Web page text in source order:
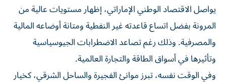
يواصل الاقتصاد الوطني الإماراتي، إظهار مستويات عالية من
المرونة بفضل اتساع قاعدته غير النفطية ومتانة أوضاعه المالية
والمصرفية. وذلك رغم تصاعد الاضطرابات الجيوسياسية
وتأثيرها في أسواق الطاقة والتجارة العالمية.
وفي الوقت نفسه، تبرز موانئ الفجيرة والساحل الشرقي، كخيار